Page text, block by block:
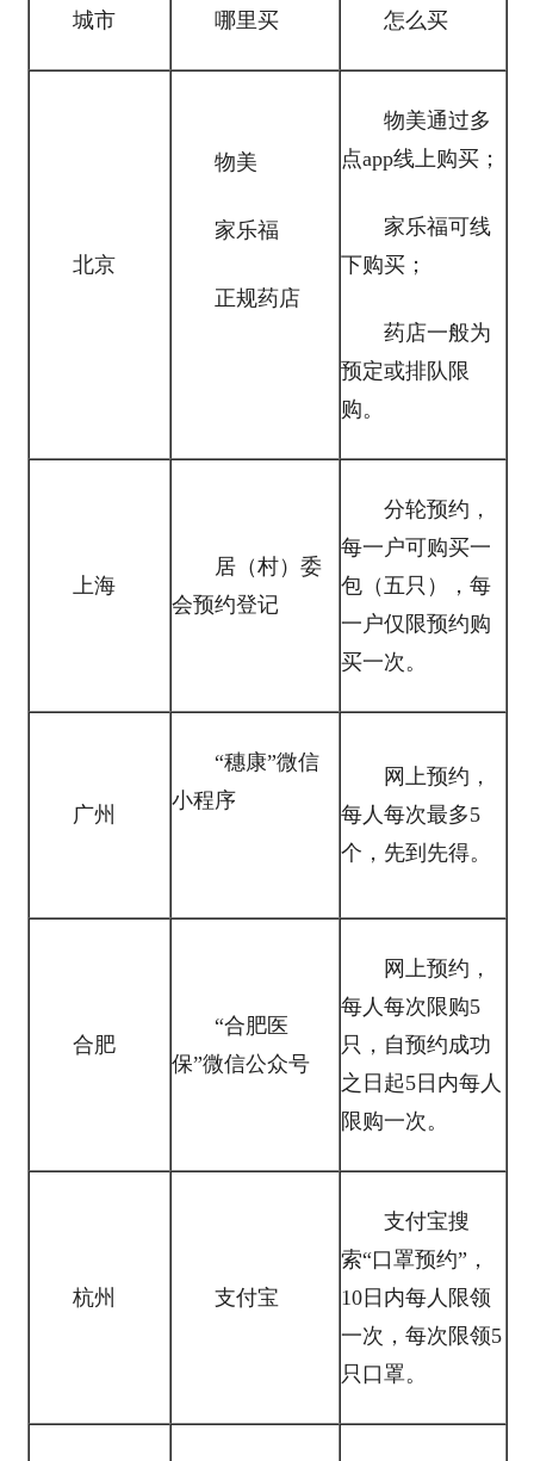
城市 哪里买 怎么买
北京
物美
家乐福
正规药店
物美通过多
点app线上购买；
家乐福可线
下购买；
药店一般为
预定或排队限
购。
上海
居（村）委
会预约登记
分轮预约，
每一户可购买一
包（五只），每
一户仅限预约购
买一次。
广州
“穗康”微信
小程序
网上预约，
每人每次最多5
个，先到先得。
合肥
“合肥医
保”微信公众号
网上预约，
每人每次限购5
只，自预约成功
之日起5日内每人
限购一次。
杭州 支付宝
支付宝搜
索“口罩预约”，
10日内每人限领
一次，每次限领5
只口罩。